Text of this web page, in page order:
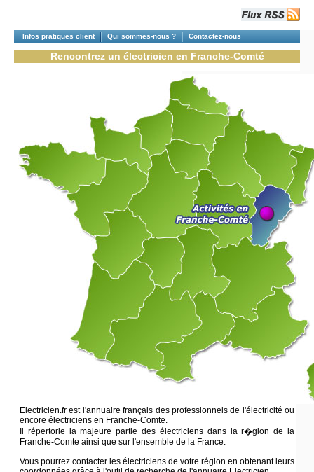
Infos pratiques client Qui sommes-nous ? Contactez-nous
Rencontrez un électricien en Franche-Comté
Electricien.fr est l'annuaire français des professionnels de l'électricité ou
encore électriciens en Franche-Comte.
Il répertorie la majeure partie des électriciens dans la r�gion de la
Franche-Comte ainsi que sur l'ensemble de la France.
Vous pourrez contacter les électriciens de votre région en obtenant leurs